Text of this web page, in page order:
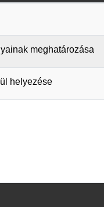
meghatározása
helyezése